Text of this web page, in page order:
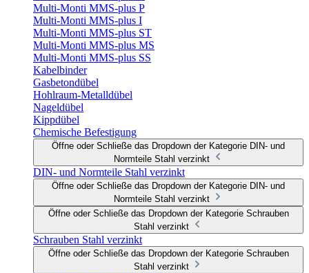
Multi-Monti MMS-plus P
Multi-Monti MMS-plus I
Multi-Monti MMS-plus ST
Multi-Monti MMS-plus MS
Multi-Monti MMS-plus SS
Kabelbinder
Gasbetondübel
Hohlraum-Metalldübel
Nageldübel
Kippdübel
Chemische Befestigung
Öffne oder Schließe das Dropdown der Kategorie DIN- und
Normteile Stahl verzinkt
DIN- und Normteile Stahl verzinkt
Öffne oder Schließe das Dropdown der Kategorie DIN- und
Normteile Stahl verzinkt
Öffne oder Schließe das Dropdown der Kategorie Schrauben
Stahl verzinkt
Schrauben Stahl verzinkt
Öffne oder Schließe das Dropdown der Kategorie Schrauben
Stahl verzinkt